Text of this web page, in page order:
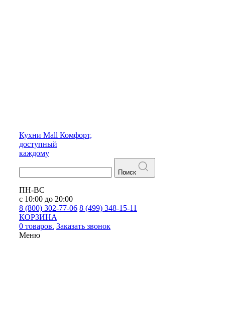
Кухни Mall Комфорт,
доступный
каждому
Поиск
ПН-ВС
с 10:00 до 20:00
8 (800) 302-77-06 8 (499) 348-15-11
КОРЗИНА
0 товаров. Заказать звонок
Меню